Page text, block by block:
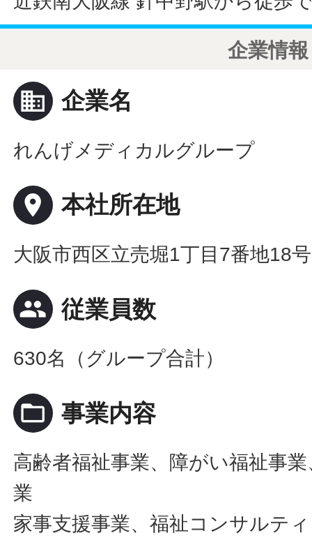
企業情報
business 企業名
れんげメディカルグループ
place 本社所在地
大阪市西区立売堀1丁目7番地18
people 従業員数
630名（グループ合計）
folder_open 事業内容
高齢者福祉事業、障がい福祉事
業
家事支援事業、福祉コンサルテ